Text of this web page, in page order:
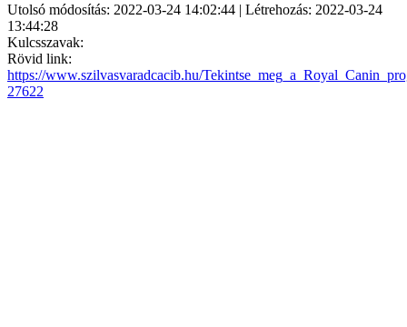
Utolsó módosítás: 2022-03-24 14:02:44 | Létrehozás: 2022-03-24
13:44:28
Kulcsszavak:
Rövid link:
https://www.szilvasvaradcacib.hu/
27622